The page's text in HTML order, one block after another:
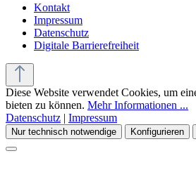
Kontakt
Impressum
Datenschutz
Digitale Barrierefreiheit
Diese Website verwendet Cookies, um
bieten zu können. Mehr Informationen ...
Datenschutz | Impressum
Nur technisch notwendige Konfigurieren